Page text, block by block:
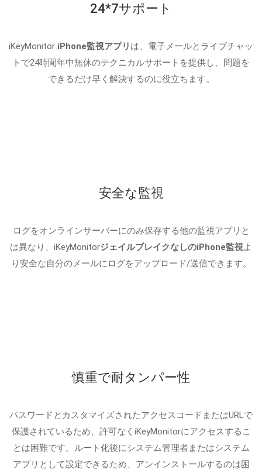
24*7サポート
iKeyMonitor iPhone監視アプリ は、電子メールとライブチャッ
トで24時間年中無休のテクニカルサポートを提供し、問題を
できるだけ早く解決するのに役立ちます。
安全な監視
ログをオンラインサーバーにのみ保存する他の監視アプリと
は異なり、iKeyMonitorジェイルブレイクなしのiPhone監視よ
り安全な自分のメールにログをアップロード/送信できます。
慎重で耐タンパー性
パスワードとカスタマイズされたアクセスコードまたはURLで
保護されているため、許可なくiKeyMonitorにアクセスするこ
とは困難です。ルート化後にシステム管理者またはシステム
アプリとして設定できるため、アンインストールするのは困